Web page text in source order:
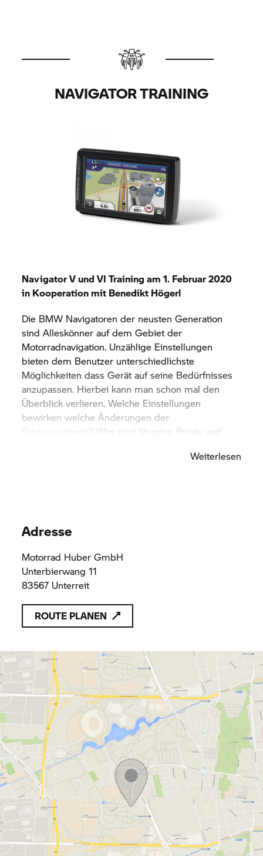
NAVIGATOR TRAINING
Navigator Vund VI Training am 1. Februar 2020
in Kooperation mit Benedikt Högerl
Die BMW Navigatoren der neusten Generation
sind Alleskönner auf dem Gebiet der
Motorradnavigation. Unzählige Einstellungen
bieten dem Benutzer unterschiedlichste
Möglichkeiten dass Gerät auf seine Bedürfnisses
anzupassen. Hierbei kann man schon mal den
Überblick verlieren. Welche Einstellungen
bewirken welche Änderungen der
Routenoptionen? Was sind Shaping Points und
mit. Hinzu kommen wertvolle Tipps aus vielen
Welt.
Der Workshop findet am 01.02.2020 von 09:00 -
mit max. 20 Teilnehmern statt.
Preis: 65,00 € (inkl. Getränke und kleinem
Snack)
ACHTUNG!!!Wer bei uns einen Navigator
für diesen Kurs erwirbt, erhält das Netzteil im
Wert von EUR 56,00 gratis dazu.
Bitte frühzeitig bestellen, damit das Navi bei
Kursbeginn betriebsbereit ist.
Bitte beachten Sie:
Die Anmeldung muss schriftlich bzw. per eMail
bmw@zum-huber.de
) erfolgen. Anmeldung
erfolgt mit Eingang der Kursgebühr. Die Rechnung
hierfür erhalten Sie nach Anmeldung per Post. Die
Weiterlesen
Adresse
Motorrad Huber GmbH
Unterbierwang 11
83567 Unterreit
ROUTE PLANEN